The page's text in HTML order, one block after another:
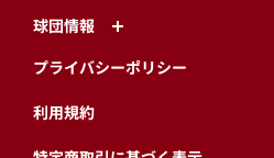
球団情報
プライバシーポリシー
利用規約